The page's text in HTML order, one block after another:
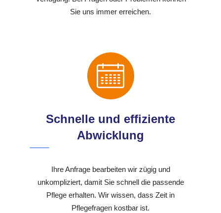
Sie uns immer erreichen.
Schnelle und effiziente
Abwicklung
Ihre Anfrage bearbeiten wir zügig und
unkompliziert, damit Sie schnell die passende
Pflege erhalten. Wir wissen, dass Zeit in
Pflegefragen kostbar ist.